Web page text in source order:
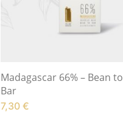
Madagascar 66% – Bean to
Bar
7,30 €